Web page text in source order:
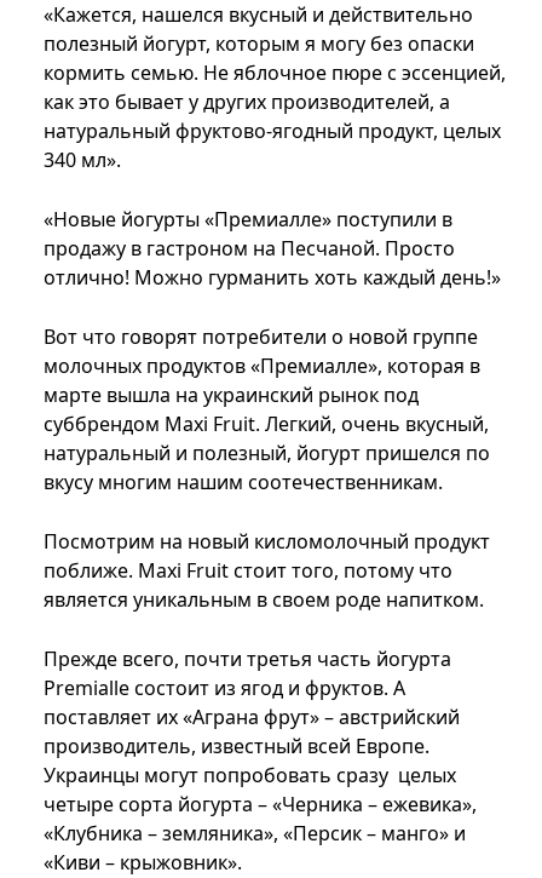
«Кажется, нашелся вкусный и действительно
полезный йогурт, которым я могу без опаски
кормить семью. Не яблочное пюре с эссенцией,
как это бывает у других производителей, а
натуральный фруктово-ягодный продукт, целых
340 мл».
«Новые йогурты «Премиалле» поступили в
продажу в гастроном на Песчаной. Просто
отлично! Можно гурманить хоть каждый день!»
Вот что говорят потребители о новой группе
молочных продуктов «Премиалле», которая в
марте вышла на украинский рынок под
суббрендом Maxi Fruit. Легкий, очень вкусный,
натуральный и полезный, йогурт пришелся по
вкусу многим нашим соотечественникам.
Посмотрим на новый кисломолочный продукт
поближе. Maxi Fruit стоит того, потому что
является уникальным в своем роде напитком.
Прежде всего, почти третья часть йогурта
Premialle состоит из ягод и фруктов. А
поставляет их «Аграна фрут» – австрийский
производитель, известный всей Европе.
Украинцы могут попробовать сразу целых
четыре сорта йогурта – «Черника – ежевика»,
«Клубника – земляника», «Персик – манго» и
«Киви – крыжовник».